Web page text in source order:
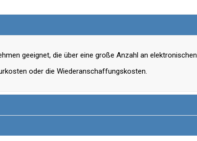
geeignet, die über eine große Anzahl an elektronischen
oder die Wiederanschaffungskosten.